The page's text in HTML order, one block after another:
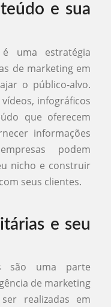
e sua
uma estratégia
de marketing em
o público-alvo.
infográficos
que oferecem
informações
podem
nicho e construir
seus clientes.
e seu
são uma parte
de marketing
realizadas em